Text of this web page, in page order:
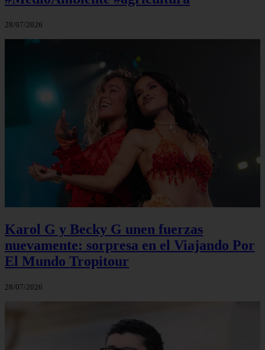
28/07/2026
Karol G y Becky G unen fuerzas
nuevamente: sorpresa en el Viajando Por
El Mundo Tropitour
28/07/2026